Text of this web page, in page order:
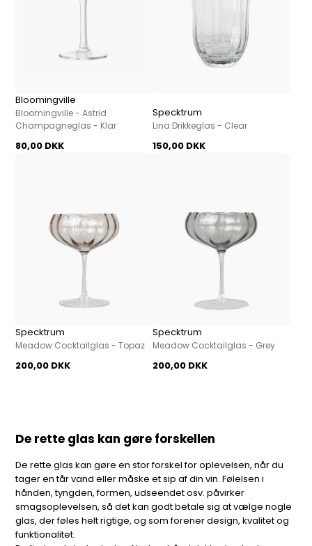
Bloomingville
Bloomingville - Astrid
Champagneglas - Klar
80,00 DKK
Specktrum
Lina Drikkeglas - Clear
150,00 DKK
Specktrum
Meadow Cocktailglas - Topaz
200,00 DKK
Specktrum
Meadow Cocktailglas - Grey
200,00 DKK
De rette glas kan gøre forskellen
De rette glas kan gøre en stor forskel for oplevelsen, når du
tager en tår vand eller måske et sip af din vin. Følelsen i
hånden, tyngden, formen, udseendet osv. påvirker
smagsoplevelsen, så det kan godt betale sig at vælge nogle
glas, der føles helt rigtige, og som forener design, kvalitet og
funktionalitet.